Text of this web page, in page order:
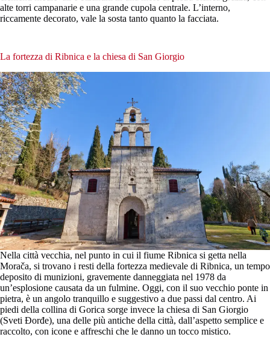
alte torri campanarie e una grande cupola centrale. L’interno,
riccamente decorato, vale la sosta tanto quanto la facciata.
La fortezza di Ribnica e la chiesa di San Giorgio
Nella città vecchia, nel punto in cui il fiume Ribnica si getta nella
Morača, si trovano i resti della fortezza medievale di Ribnica, un tempo
deposito di munizioni, gravemente danneggiata nel 1978 da
un’esplosione causata da un fulmine. Oggi, con il suo vecchio ponte in
pietra, è un angolo tranquillo e suggestivo a due passi dal centro. Ai
piedi della collina di Gorica sorge invece la chiesa di San Giorgio
(Sveti Đorđe), una delle più antiche della città, dall’aspetto semplice e
raccolto, con icone e affreschi che le danno un tocco mistico.